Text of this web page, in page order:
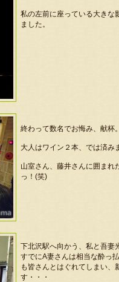
私の左前に座っている大きな
ました。
終わって数名でお悔み、献杯。
大人はワイン２本、では済み
山室さん、藤井さんに囲まれ
っ！(笑)
下北沢駅へ向かう、私と吾妻
すでにA妻さんは相当な酔っ
も皆さんとはぐれてしまい、
す・・・